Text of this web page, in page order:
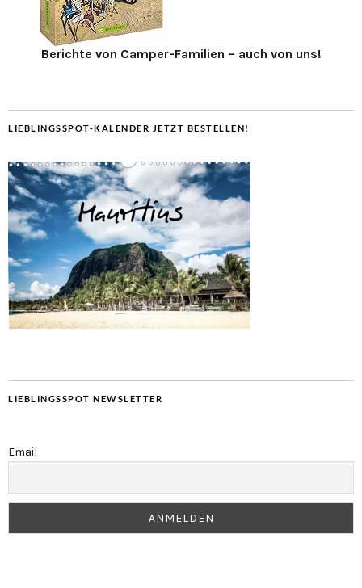
Berichte von Camper-Familien – auch von uns!
LIEBLINGSSPOT-KALENDER JETZT BESTELLEN!
LIEBLINGSSPOT NEWSLETTER
Email